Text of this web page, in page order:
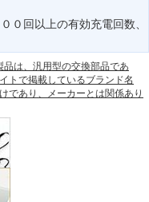
０回以上の有効充電回数、
は、汎用型の交換部品であ
トで掲載しているブランド名
であり、メーカーとは関係あり